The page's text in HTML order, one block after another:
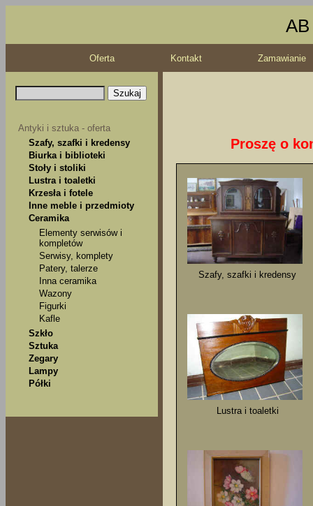
Oferta Kontakt Zamawianie
Antyki i sztuka - oferta
Szafy, szafki i kredensy
Biurka i biblioteki
Stoły i stoliki
Lustra i toaletki
Krzesła i fotele
Inne meble i przedmioty
Ceramika
Elementy serwisów i
kompletów
Serwisy, komplety
Patery, talerze
Inna ceramika
Wazony
Figurki
Kafle
Szkło
Sztuka
Zegary
Lampy
Półki
Proszę o
Szafy, szafki i kredensy
Lustra i toaletki